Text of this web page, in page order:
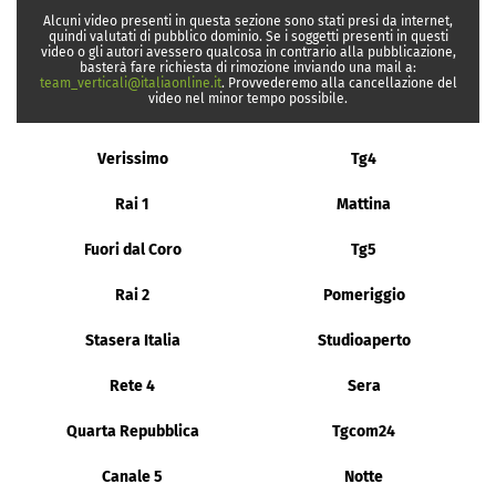
Alcuni video presenti in questa sezione sono stati presi da internet,
quindi valutati di pubblico dominio. Se i soggetti presenti in questi
video o gli autori avessero qualcosa in contrario alla pubblicazione,
basterà fare richiesta di rimozione inviando una mail a:
team_verticali@italiaonline.it. Provvederemo alla cancellazione del
video nel minor tempo possibile.
Verissimo Tg4
Rai 1 Mattina
Fuori dal Coro Tg5
Rai 2 Pomeriggio
Stasera Italia Studioaperto
Rete 4 Sera
Quarta Repubblica Tgcom24
Canale 5 Notte